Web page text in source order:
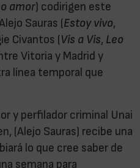
amor) codirigen este
Sauras (Estoy vivo,
Civantos (Vis a Vis, Leo
Vitoria y Madrid y
línea temporal que
y perfilador criminal Unai
(Alejo Sauras) recibe una
lo que cree saber de
semana para